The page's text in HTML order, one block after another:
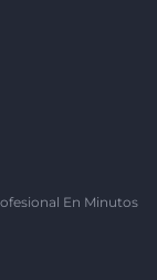
En Minutos